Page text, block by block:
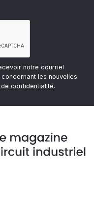
notre courriel
les nouvelles
confidentialité.